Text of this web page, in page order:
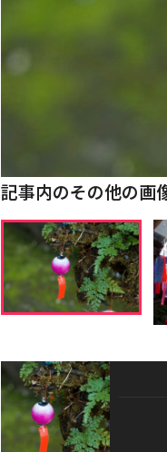
記事内のその他の画